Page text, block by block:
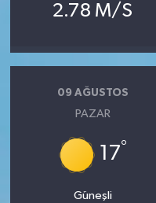
2.78 M/S
09 AĞUSTOS
PAZAR
17°
Güneşli